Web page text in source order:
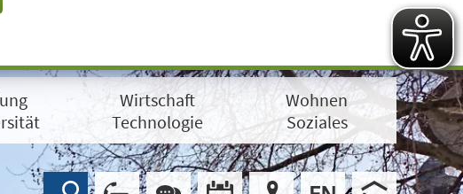
Wirtschaft
Technologie
Wohnen
Soziales